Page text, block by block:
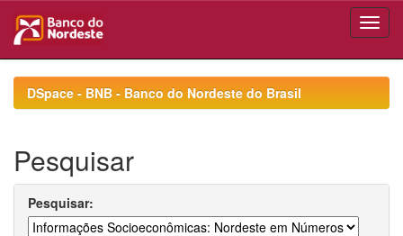
navigationDSpace - BNB - Banco do Nordeste do Brasil
Pesquisar
Pesquisar: